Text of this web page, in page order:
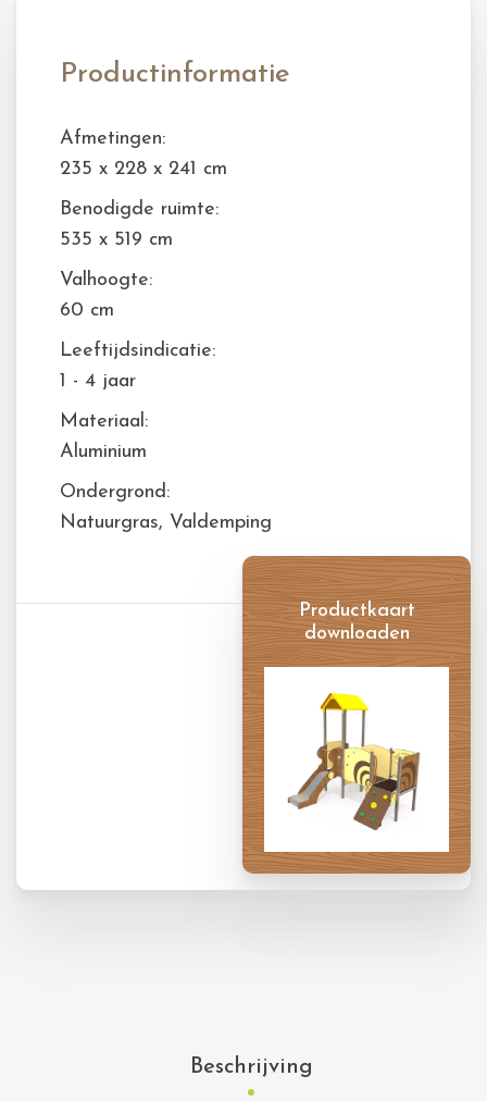
Productinformatie
Afmetingen:
235 x 228 x 241 cm
Benodigde ruimte:
535 x 519 cm
Valhoogte:
60 cm
Leeftijdsindicatie:
1 - 4 jaar
Materiaal:
Aluminium
Ondergrond:
Natuurgras, Valdemping
Productkaart
downloaden
Beschrijving